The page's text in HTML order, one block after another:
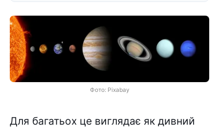
Фото: Pixabay
Для багатьох це виглядає як дивний